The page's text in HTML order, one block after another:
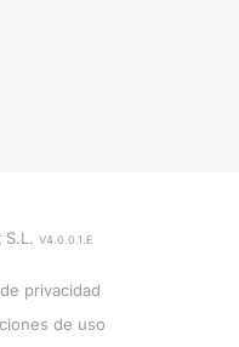
V4.0.0.1.E
privacidad
de uso